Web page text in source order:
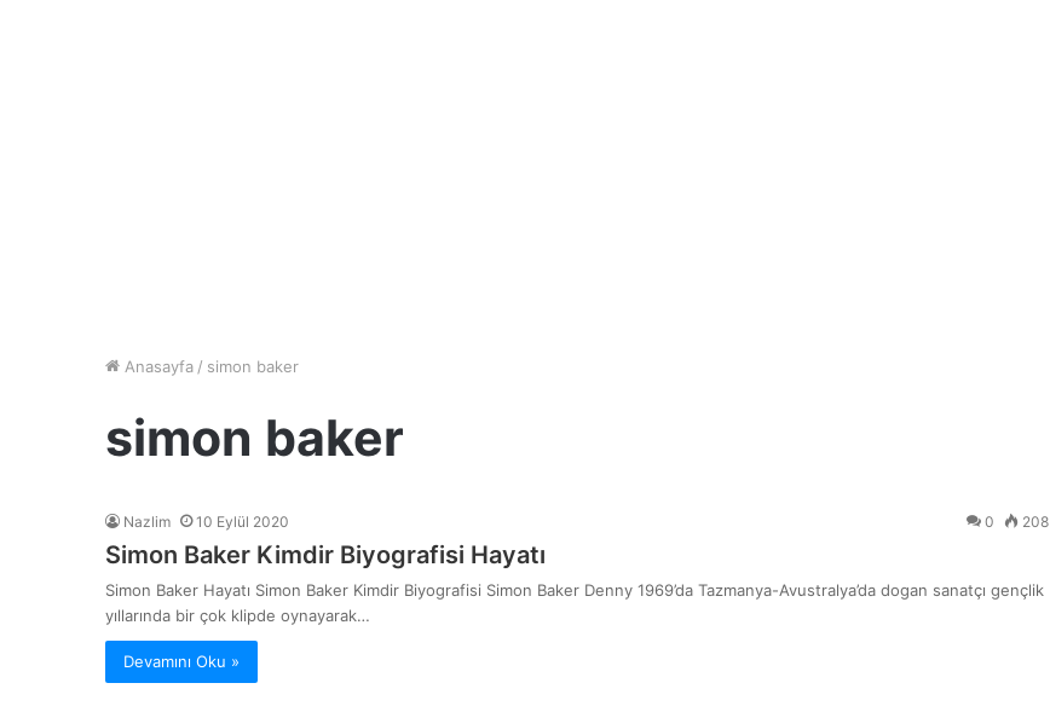
Anasayfa / simon baker
simon baker
Nazlim 10 Eylül 2020 0 208
Simon Baker Kimdir Biyografisi Hayatı
Simon Baker Hayatı Simon Baker Kimdir Biyografisi Simon Baker Denny 1969’da Tazmanya-Avustralya’da dogan sanatçı gençlik
yıllarında bir çok klipde oynayarak…
Devamını Oku »